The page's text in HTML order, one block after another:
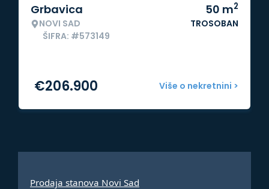
Grbavica
NOVI SAD
ŠIFRA: #573149
50 m2
TROSOBAN
Više o nekretnini >
€206.900
Prodaja stanova Novi Sad